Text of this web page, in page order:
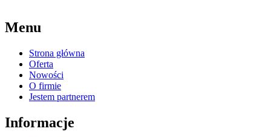
Menu
Strona główna
Oferta
Nowości
O firmie
Jestem partnerem
Informacje